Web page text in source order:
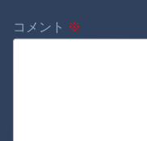
コメント ※